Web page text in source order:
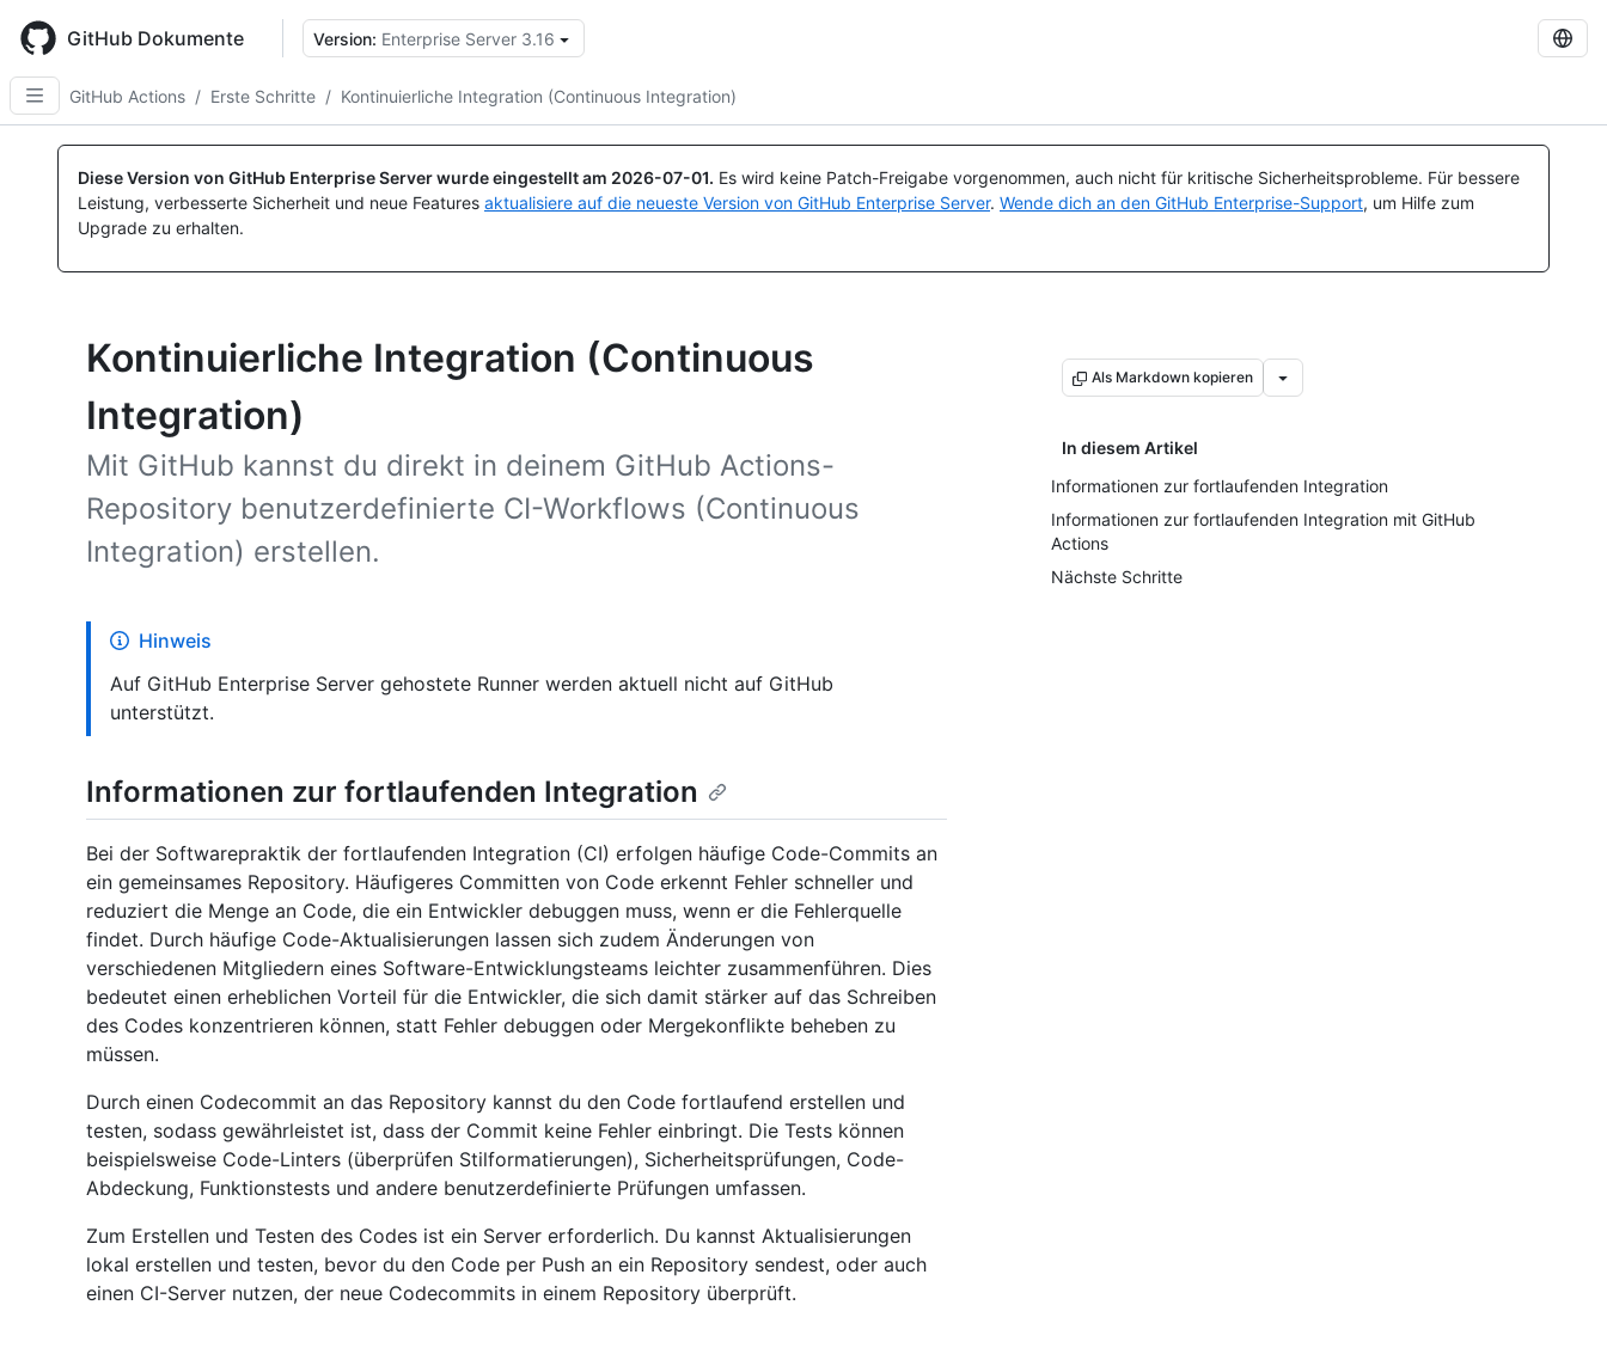
main
content
GitHub Dokumente Version: Enterprise Server 3.16
GitHub Actions / Erste Schritte / Kontinuierliche Integration (Continuous Integration)
Diese Version von GitHub Enterprise Server wurde eingestellt am 2026-07-01. Es wird keine Patch-Freigabe vorgenommen, auch nicht für kritische Sicherheitsprobleme. Für bessere
Leistung, verbesserte Sicherheit und neue Features aktualisiere auf die neueste Version von GitHub Enterprise Server. Wende dich an den GitHub Enterprise-Support, um Hilfe zum
Upgrade zu erhalten.
Kontinuierliche Integration (Continuous
Integration)
Mit GitHub kannst du direkt in deinem GitHub Actions-
Repository benutzerdefinierte CI-Workflows (Continuous
Integration) erstellen.
Als Markdown kopieren
In diesem Artikel
Informationen zur fortlaufenden Integration
Informationen zur fortlaufenden Integration mit GitHub
Actions
Nächste Schritte
Hinweis
Auf GitHub Enterprise Server gehostete Runner werden aktuell nicht auf GitHub
unterstützt.
Informationen zur fortlaufenden Integration
Bei der Softwarepraktik der fortlaufenden Integration (CI) erfolgen häufige Code-Commits an
ein gemeinsames Repository. Häufigeres Committen von Code erkennt Fehler schneller und
reduziert die Menge an Code, die ein Entwickler debuggen muss, wenn er die Fehlerquelle
findet. Durch häufige Code-Aktualisierungen lassen sich zudem Änderungen von
verschiedenen Mitgliedern eines Software-Entwicklungsteams leichter zusammenführen. Dies
bedeutet einen erheblichen Vorteil für die Entwickler, die sich damit stärker auf das Schreiben
des Codes konzentrieren können, statt Fehler debuggen oder Mergekonflikte beheben zu
müssen.
Durch einen Codecommit an das Repository kannst du den Code fortlaufend erstellen und
testen, sodass gewährleistet ist, dass der Commit keine Fehler einbringt. Die Tests können
beispielsweise Code-Linters (überprüfen Stilformatierungen), Sicherheitsprüfungen, Code-
Abdeckung, Funktionstests und andere benutzerdefinierte Prüfungen umfassen.
Zum Erstellen und Testen des Codes ist ein Server erforderlich. Du kannst Aktualisierungen
lokal erstellen und testen, bevor du den Code per Push an ein Repository sendest, oder auch
einen CI-Server nutzen, der neue Codecommits in einem Repository überprüft.